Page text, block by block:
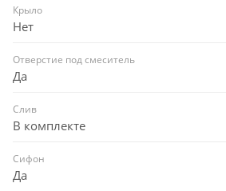
Крыло
Нет
Отверстие под смеситель
Да
Слив
В комплекте
Сифон
Да